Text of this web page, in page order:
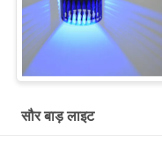
सौर बाड़ लाइट